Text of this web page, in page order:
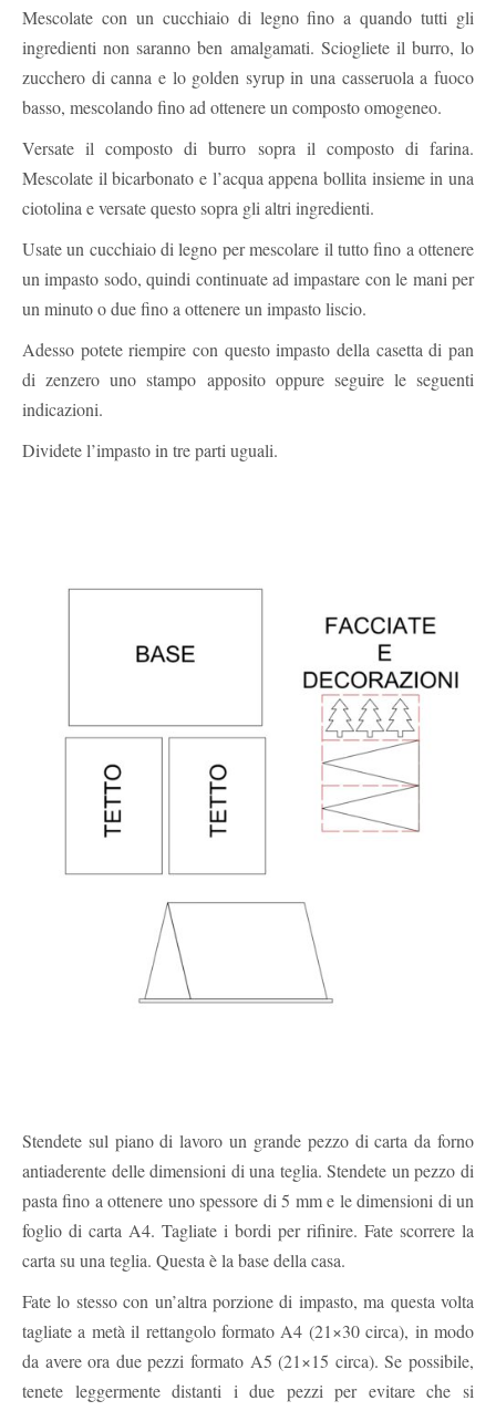
Mescolate con un cucchiaio di legno fino a quando tutti gli
ingredienti non saranno ben amalgamati. Sciogliete il burro, lo
zucchero di canna e lo golden syrup in una casseruola a fuoco
basso, mescolando fino ad ottenere un composto omogeneo.
Versate il composto di burro sopra il composto di farina.
Mescolate il bicarbonato e l’acqua appena bollita insieme in una
ciotolina e versate questo sopra gli altri ingredienti.
Usate un cucchiaio di legno per mescolare il tutto fino a ottenere
un impasto sodo, quindi continuate ad impastare con le mani per
un minuto o due fino a ottenere un impasto liscio.
Adesso potete riempire con questo impasto della casetta di pan
di zenzero uno stampo apposito oppure seguire le seguenti
indicazioni.
Dividete l’impasto in tre parti uguali.
Stendete sul piano di lavoro un grande pezzo di carta da forno
antiaderente delle dimensioni di una teglia. Stendete un pezzo di
pasta fino a ottenere uno spessore di 5 mm e le dimensioni di un
foglio di carta A4. Tagliate i bordi per rifinire. Fate scorrere la
carta su una teglia. Questa è la base della casa.
Fate lo stesso con un’altra porzione di impasto, ma questa volta
tagliate a metà il rettangolo formato A4 (21×30 circa), in modo
da avere ora due pezzi formato A5 (21×15 circa). Se possibile,
tenete leggermente distanti i due pezzi per evitare che si